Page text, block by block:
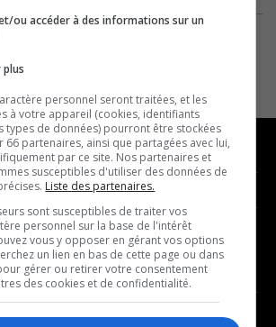
MUSIQUE
- Décompte franco
- Joué récemment
BALADOS
ou accéder à des informations sur un
plus
personnel seront traitées, et les
à votre appareil (cookies, identifiants
types de données) pourront être stockées
66 partenaires, ainsi que partagées avec lui,
par ce site. Nos partenaires et
susceptibles d'utiliser des données de
Liste des partenaires.
sont susceptibles de traiter vos
personnel sur la base de l'intérêt
vous y opposer en gérant vos options
un lien en bas de cette page ou dans
gérer ou retirer votre consentement
des cookies et de confidentialité.